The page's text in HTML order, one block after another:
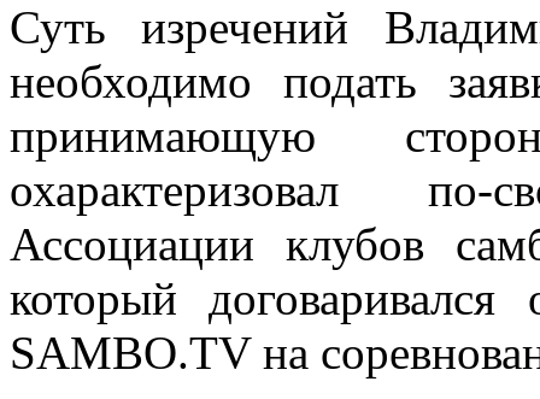
Суть изречений
необходимо подать
принимающую
охарактеризовал по-
Ассоциации клубов
который
SAMBO.TV на